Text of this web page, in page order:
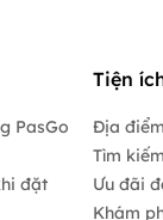
PasGo
đặt
Tiện
Địa
Tìm
Ưu đãi
Khám